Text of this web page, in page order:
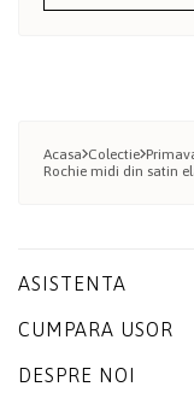
Acasa Colectie
Rochie midi din satin
ASISTENTA
CUMPARA USOR
DESPRE NOI